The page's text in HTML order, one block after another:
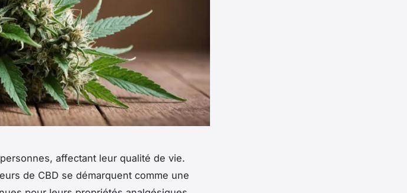
affectant leur qualité de vie.
de CBD se démarquent comme une